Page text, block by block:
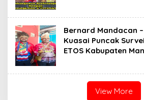
Bernard Mandacan
Kuasai Puncak
ETOS Kabupaten
View More